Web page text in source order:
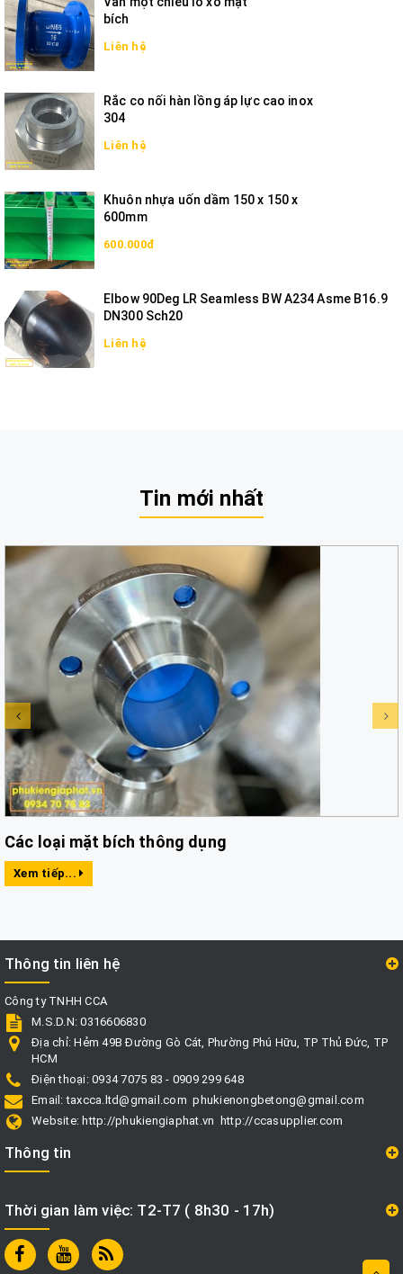
bích
Liên hệ
Rắc co nối hàn lồng áp lực cao inox
304
Liên hệ
Khuôn nhựa uốn dầm 150 x 150 x
600mm
600.000đ
Elbow 90Deg LR Seamless BW A234 Asme B16.9
DN300 Sch20
Liên hệ
Tin mới nhất
Các loại mặt bích thông dụng
Xem tiếp...
Thông tin liên hệ
Công ty TNHH CCA
M.S.D.N: 0316606830
Địa chỉ:Hẻm 49B Đường Gò Cát, Phường Phú Hữu, TP Thủ Đức, TP
HCM
Điện thoại: 0934 7075 83 - 0909 299 648
Email:taxcca.ltd@gmail.com phukienongbetong@gmail.com
Website: http://phukiengiaphat.vn http://ccasupplier.com
Thông tin
Thời gian làm việc: T2-T7 ( 8h30 - 17h)